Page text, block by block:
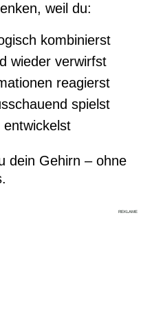
weil du:
kombinierst
wieder verwirfst
reagierst
spielst
entwickelst
dein Gehirn – ohne
REKLAME